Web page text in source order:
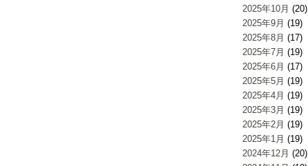
2025年10月 (20)
2025年9月 (19)
2025年8月 (17)
2025年7月 (19)
2025年6月 (17)
2025年5月 (19)
2025年4月 (19)
2025年3月 (19)
2025年2月 (19)
2025年1月 (19)
2024年12月 (20)